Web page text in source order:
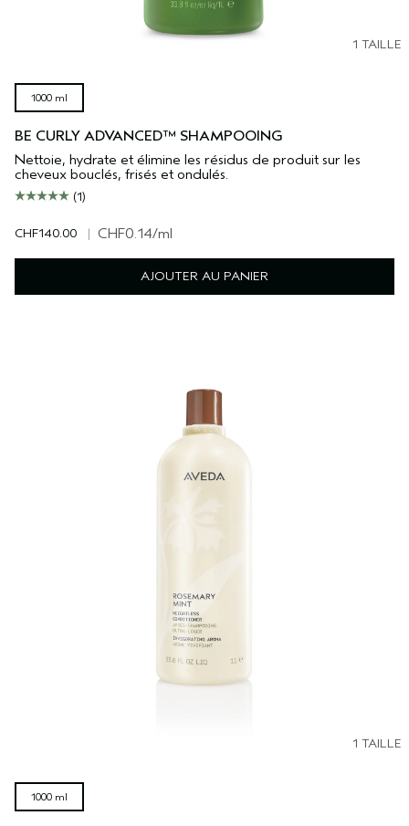
1 TAILLE
1000 ml
BE CURLY ADVANCED™ SHAMPOOING
Nettoie, hydrate et élimine les résidus de produit sur les
cheveux bouclés, frisés et ondulés.
(1)
CHF140.00 | CHF0.14/ml
AJOUTER AU PANIER
1 TAILLE
1000 ml